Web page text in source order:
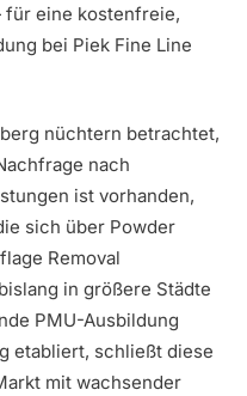
eine kostenfreie,
bei Piek Fine Line
nüchtern betrachtet,
nach
ist vorhanden,
sich über Powder
Removal
in größere Städte
PMU-Ausbildung
etabliert, schließt diese
mit wachsender